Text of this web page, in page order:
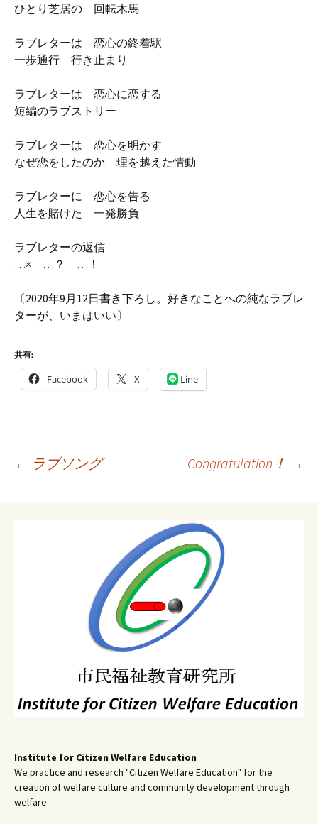
ひとり芝居の 回転木馬
ラブレターは 恋心の終着駅
一歩通行 行き止まり
ラブレターは 恋心に恋する
短編のラブストリー
ラブレターは 恋心を明かす
なぜ恋をしたのか 理を越えた情動
ラブレターに 恋心を告る
人生を賭けた 一発勝負
ラブレターの返信
…× …？ …！
〔2020年9月12日書き下ろし。好きなことへの純なラブレ
ターが、いまはいい〕
共有:
Facebook X Line
← ラブソング Congratulation！ →
Institute for Citizen Welfare Education
We practice and research "Citizen Welfare Education" for the
creation of welfare culture and community development through
welfare